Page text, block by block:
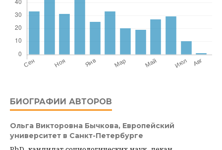
БИОГРАФИИ АВТОРОВ
Ольга Викторовна Бычкова, Европейский
университет в Санкт-Петербурге